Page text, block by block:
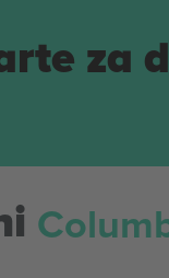
za